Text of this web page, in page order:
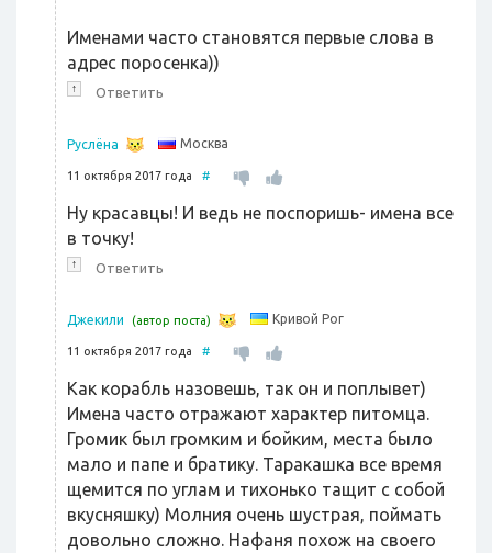
Именами часто становятся первые слова в
адрес поросенка))
↑ Ответить
Руслёна Москва
11 октября 2017 года #
Ну красавцы! И ведь не поспоришь- имена все
в точку!
↑ Ответить
Джекили (автор поста) Кривой Рог
11 октября 2017 года #
Как корабль назовешь, так он и поплывет)
Имена часто отражают характер питомца.
Громик был громким и бойким, места было
мало и папе и братику. Таракашка все время
щемится по углам и тихонько тащит с собой
вкусняшку) Молния очень шустрая, поймать
довольно сложно. Нафаня похож на своего